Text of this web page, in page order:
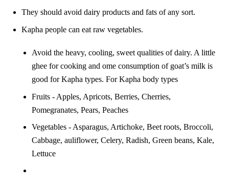
They should avoid dairy products and fats of any sort.
Kapha people can eat raw vegetables.
Avoid the heavy, cooling, sweet qualities of dairy. A little
ghee for cooking and ome consumption of goat’s milk is
good for Kapha types. For Kapha body types
Fruits - Apples, Apricots, Berries, Cherries,
Pomegranates, Pears, Peaches
Vegetables - Asparagus, Artichoke, Beet roots, Broccoli,
Cabbage, auliflower, Celery, Radish, Green beans, Kale,
Lettuce